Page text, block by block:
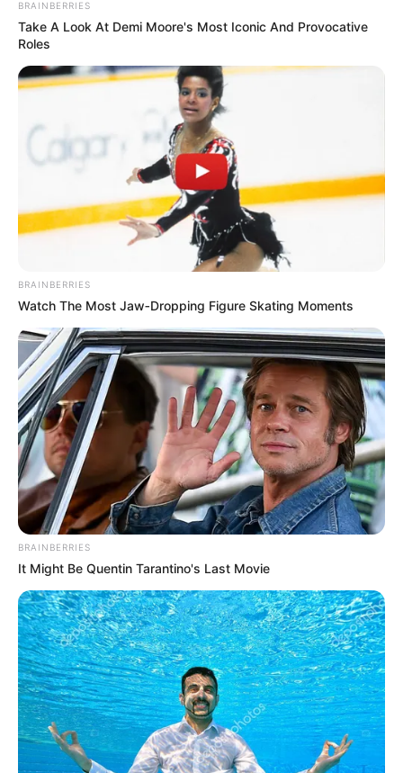
บาตร แล้วอุทิศให้บรรพบุรุษผู้ล่วงลับไปแล้ว อานิสงส์
จะช่วยให้ชีวิตราบรื่นตลอดทั้งวัน
คำทำนายโดย อ.มิก พชร ทูตเทวะ
เคล็ดลับเสริมดวงประจำวัน
นักเขียน
กองบรรณาธิการ
เนื้อหาที่ได้รับการโปรโมต
BRAINBERRIES
Take A Look At Demi Moore's Most Iconic And Provocative
Roles
BRAINBERRIES
Watch The Most Jaw‑Dropping Figure Skating Moments
BRAINBERRIES
It Might Be Quentin Tarantino's Last Movie